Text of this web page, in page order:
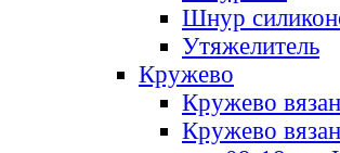
Шнур
Утяжелитель
Кружево
Кружево
Кружево